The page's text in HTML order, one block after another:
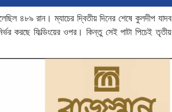
৪৮৯ রান। ম্যাচের দ্বিতীয় দিনের শেষে কুলদীপ যাদব
করছে ফিল্ডিংয়ের ওপর। কিন্তু সেই পাটা পিচেই তৃতীয়